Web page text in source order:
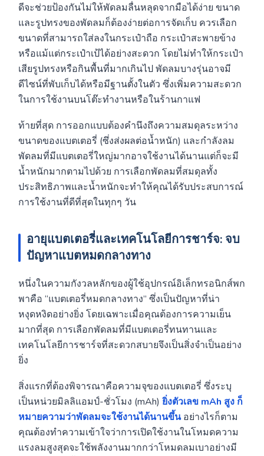
ดีจะช่วยป้องกันไม่ให้พัดลมลื่นหลุดจากมือได้ง่าย ขนาด
และรูปทรงของพัดลมก็ต้องง่ายต่อการจัดเก็บ ควรเลือก
ขนาดที่สามารถใส่ลงในกระเป๋าถือ กระเป๋าสะพายข้าง
หรือแม้แต่กระเป๋าเป้ได้อย่างสะดวก โดยไม่ทำให้กระเป๋า
เสียรูปทรงหรือกินพื้นที่มากเกินไป พัดลมบางรุ่นอาจมี
ดีไซน์ที่พับเก็บได้หรือมีฐานตั้งในตัว ซึ่งเพิ่มความสะดวก
ในการใช้งานบนโต๊ะทำงานหรือในร้านกาแฟ
ท้ายที่สุด การออกแบบต้องคำนึงถึงความสมดุลระหว่าง
ขนาดของแบตเตอรี่ (ซึ่งส่งผลต่อน้ำหนัก) และกำลังลม
พัดลมที่มีแบตเตอรี่ใหญ่มากอาจใช้งานได้นานแต่ก็จะมี
น้ำหนักมากตามไปด้วย การเลือกพัดลมที่สมดุลทั้ง
ประสิทธิภาพและน้ำหนักจะทำให้คุณได้รับประสบการณ์
การใช้งานที่ดีที่สุดในทุกๆ วัน
อายุแบตเตอรี่และเทคโนโลยีการชาร์จ: จบ
ปัญหาแบตหมดกลางทาง
หนึ่งในความกังวลหลักของผู้ใช้อุปกรณ์อิเล็กทรอนิกส์พก
พาคือ “แบตเตอรี่หมดกลางทาง” ซึ่งเป็นปัญหาที่น่า
หงุดหงิดอย่างยิ่ง โดยเฉพาะเมื่อคุณต้องการความเย็น
มากที่สุด การเลือกพัดลมที่มีแบตเตอรี่ทนทานและ
เทคโนโลยีการชาร์จที่สะดวกสบายจึงเป็นสิ่งจำเป็นอย่าง
ยิ่ง
สิ่งแรกที่ต้องพิจารณาคือความจุของแบตเตอรี่ ซึ่งระบุ
เป็นหน่วยมิลลิแอมป์-ชั่วโมง (mAh) ยิ่งตัวเลข mAh สูง ก็
หมายความว่าพัดลมจะใช้งานได้นานขึ้นอย่างไรก็ตาม
คุณต้องทำความเข้าใจว่าการเปิดใช้งานในโหมดความ
แรงลมสูงสุดจะใช้พลังงานมากกว่าโหมดลมเบาอย่างมี